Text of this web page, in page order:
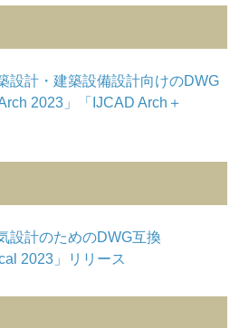
設計・建築設備設計向けのDWG
2023」「IJCAD Arch＋
設計のためのDWG互換
2023」リリース